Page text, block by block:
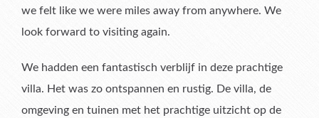
we felt like we were miles away from anywhere. We
look forward to visiting again.
We hadden een fantastisch verblijf in deze prachtige
villa. Het was zo ontspannen en rustig. De villa, de
omgeving en tuinen met het prachtige uitzicht op de